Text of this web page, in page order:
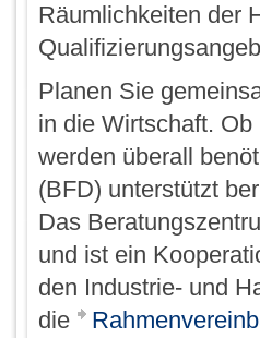
Räumlichkeiten der
Planen Sie
in die Wirtschaft.
werden überall
(BFD) unterstützt
Das
und ist ein
den Industrie- und
die